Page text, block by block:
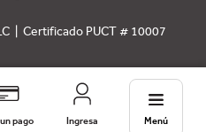
pago Ingresa Menú
| Certificado PUCT # 10007